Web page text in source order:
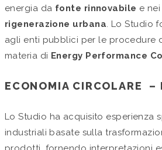
energia da fonte rinnovabile e
rigenerazione urbana . Lo Studio
agli enti pubblici per le procedure
materia di Energy Performance
ECONOMIA CIRCOLARE –
Lo Studio ha acquisito esperienza
industriali basate sulla